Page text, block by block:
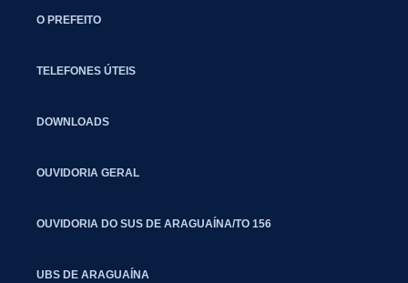
O PREFEITO
TELEFONES ÚTEIS
DOWNLOADS
OUVIDORIA GERAL
OUVIDORIA DO SUS DE ARAGUAÍNA/TO 156
UBS DE ARAGUAÍNA